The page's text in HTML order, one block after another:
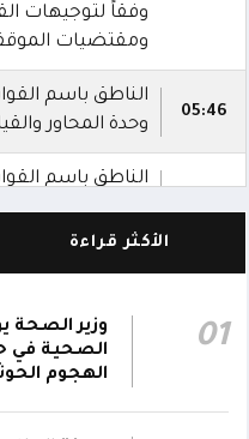
وفقاً لتوجيهات
ومقتضيات
05:46
الناطق باسم
وحدة المحاور
الناطق باسم
حال استمرت
05:34
المقاومة
الحيمة بالتحيتا
الأكثر قراءة
01
وزير الصحة
الصحية في
الهجوم